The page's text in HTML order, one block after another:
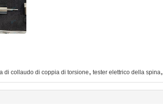
di collaudo di coppia di torsione, tester elettrico della spina,